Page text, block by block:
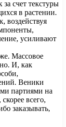
за счет текстуры
в растении.
воздействуя
усиливают
Массовое
И, как
Веники
партиями на
всего,
заказывать,